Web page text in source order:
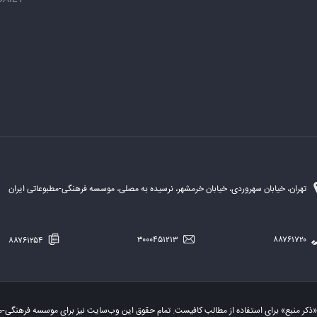
تهران، خیابان سهروردی، خیابان خرمشهر، نرسیده به مصلی، موسسه فرهنگی-مطبوعاتی ایران
«ذکر منبع» برای استفاده از مطالب کافیست. تمام حقوق این وب‌سایت نیز برای موسسه